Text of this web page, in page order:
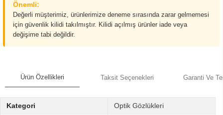
Önemli:
Değerli müşterimiz, ürünlerimize deneme sırasında zarar gelmemesi
için güvenlik kilidi takılmıştır. Kilidi açılmış ürünler iade veya
değişime tabi değildir.
Ürün Özellikleri Taksit Seçenekleri Garanti Ve
Kategori Optik Gözlükleri